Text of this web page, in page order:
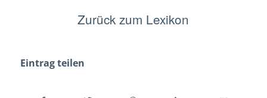
Zurück zum Lexikon
Eintrag teilen